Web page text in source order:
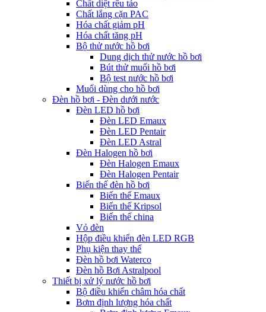
Chất diệt rêu tảo
Chất lắng cặn PAC
Hóa chất giảm pH
Hóa chất tăng pH
Bộ thử nước hồ bơi
Dung dịch thử nước hồ bơi
Bút thử muối hồ bơi
Bộ test nước hồ bơi
Muối dùng cho hồ bơi
Đèn hồ bơi - Đèn dưới nước
Đèn LED hồ bơi
Đèn LED Emaux
Đèn LED Pentair
Đèn LED Astral
Đèn Halogen hồ bơi
Đèn Halogen Emaux
Đèn Halogen Pentair
Biến thế đèn hồ bơi
Biến thế Emaux
Biến thế Kripsol
Biến thế china
Vỏ đèn
Hộp điều khiển đèn LED RGB
Phụ kiện thay thế
Đèn hồ bơi Waterco
Đèn hồ Bơi Astralpool
Thiết bị xử lý nước hồ bơi
Bộ điều khiển châm hóa chất
Bơm định lượng hóa chất